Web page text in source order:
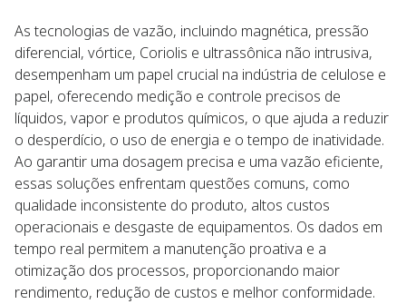
As tecnologias de vazão, incluindo magnética, pressão
diferencial, vórtice, Coriolis e ultrassônica não intrusiva,
desempenham um papel crucial na indústria de celulose e
papel, oferecendo medição e controle precisos de
líquidos, vapor e produtos químicos, o que ajuda a reduzir
o desperdício, o uso de energia e o tempo de inatividade.
Ao garantir uma dosagem precisa e uma vazão eficiente,
essas soluções enfrentam questões comuns, como
qualidade inconsistente do produto, altos custos
operacionais e desgaste de equipamentos. Os dados em
tempo real permitem a manutenção proativa e a
otimização dos processos, proporcionando maior
rendimento, redução de custos e melhor conformidade.